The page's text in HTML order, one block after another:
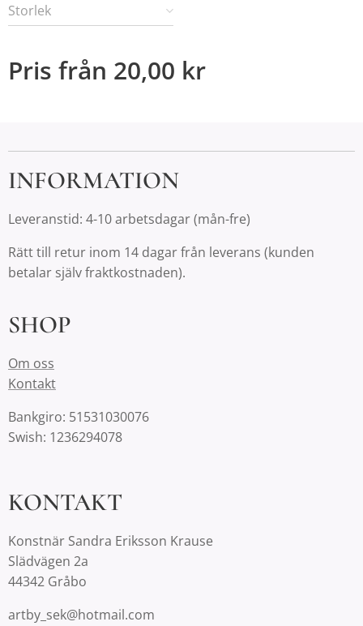
Storlek
Pris från 20,00 kr
INFORMATION
Leveranstid: 4-10 arbetsdagar (mån-fre)
Rätt till retur inom 14 dagar från leverans (kunden
betalar själv fraktkostnaden).
SHOP
Om oss
Kontakt
Bankgiro: 51531030076
Swish: 1236294078
KONTAKT
Konstnär Sandra Eriksson Krause
Slädvägen 2a
44342 Gråbo
artby_sek@hotmail.com